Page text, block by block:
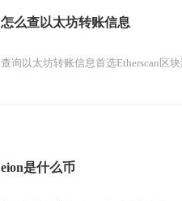
怎么查以太坊转账信息
查询以太坊转账信息首选Etherscan区
eion是什么币